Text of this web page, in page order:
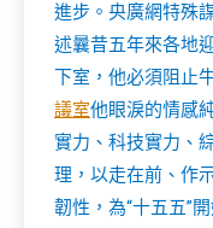
進步。央廣網特殊
述曩昔五年來各地
下室，他必須阻止
議室他眼淚的情感
實力、科技實力、
理，以走在前、作
韌性，為“十五五”